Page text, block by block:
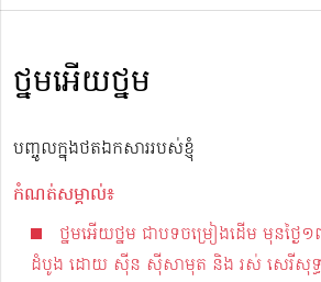
ថ្នមអើយថ្នម
បញ្ចូលក្នុងថតឯកសាររបស់ខ្ញុំ
កំណត់សម្គាល់៖
ថ្នមអើយថ្នម ជាបទចម្រៀងដើម មុនថ្ង
ដំបូង ដោយ ស៊ីន ស៊ីសាមុត និង រស់ សេរីសុទ្ធ